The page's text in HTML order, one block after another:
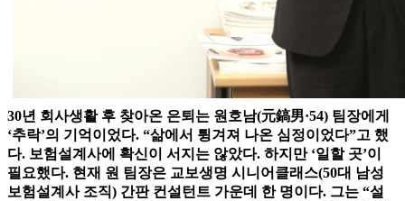
30년 회사생활 후 찾아온 은퇴는 원호남(元鎬男·54) 팀장에게
‘추락’의 기억이었다. “삶에서 튕겨져 나온 심정이었다”고 했
다. 보험설계사에 확신이 서지는 않았다. 하지만 ‘일할 곳’이
필요했다. 현재 원 팀장은 교보생명 시니어클래스(50대 남성
보험설계사 조직) 간판 컨설턴트 가운데 한 명이다. 그는 “설